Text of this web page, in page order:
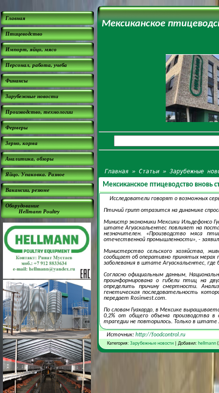
Главная
Птицеводство
Импорт, яйцо, мясо
Персонал, работа, учеба
Финансы
Зарубежные новости
Производство, технологии
Фермеры
Зерно, корма
Аналитика, обзоры
Яйцо. Упаковка. Разное
Вакансии, резюме
Оборудование
Hellmann Poultry
Мексиканское
Главная »Статьи »Зарубежные
Мексиканское птицеводство вновь
Исследователи говорят о возможных
Птичий грипп отразится на динамике
Министр экономики Мексики Ильдефонсо
штате Агуаскальентес повлияет на
незначителен. «Производство мяса
отечественной промышленности», -
Министерство сельского хозяйства,
сообщает об оперативно принятых мерах
заболевания в штате Агуаскальентес,
Согласно официальным данным,
проинформирована о гибели птиц на
определить причину смертности.
генетическая последовательность
передает Rosinvest.com.
По словам Гуахардо, в Мексике
0,2% от общего объема производства в
трагедии не повторилось. Только в штате
Источник: http://foodcontrol.ru
Категория: Зарубежные новости| Добавил: hellmann